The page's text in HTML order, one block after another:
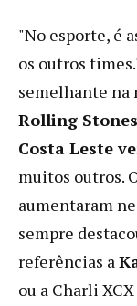
"No esporte, é
os outros
semelhante na
Rolling
Costa Leste
muitos outros.
aumentaram
sempre
referências a
ou a Charli